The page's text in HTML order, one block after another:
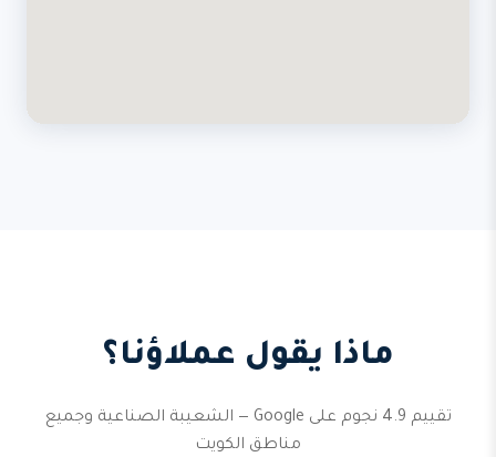
ماذا يقول عملاؤنا؟
تقييم 4.9 نجوم على Google — الشعيبة الصناعية وجميع
مناطق الكويت